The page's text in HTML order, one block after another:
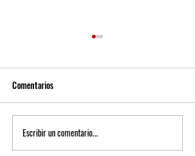
Nuevas Perspectivas sobre las
Reglas de Puntuación en el
Comentarios
Escribir un comentario...